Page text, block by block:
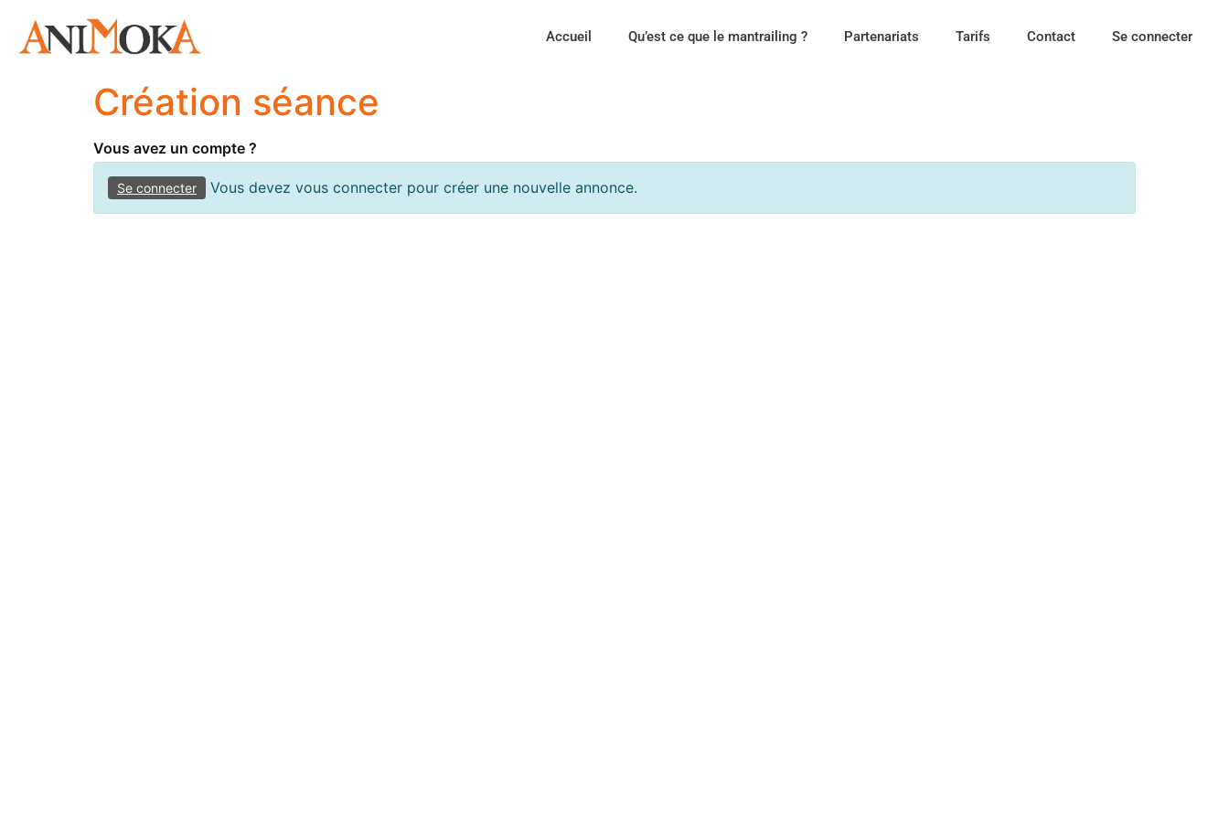
Accueil Qu’est ce que le mantrailing ? Partenariats Tarifs Contact Se connecter
Création séance
Vous avez un compte ?
Se connecter Vous devez vous connecter pour créer une nouvelle annonce.